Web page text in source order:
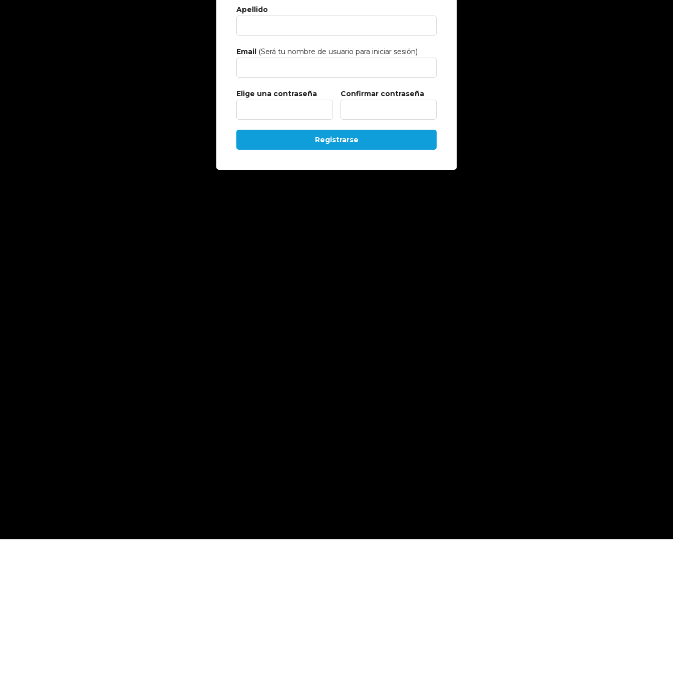
Apellido
Email (Será tu nombre de usuario para iniciar sesión)
Elige una contraseña Confirmar contraseña
Registrarse